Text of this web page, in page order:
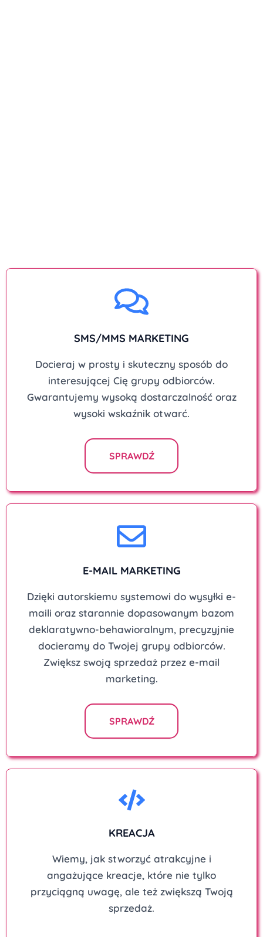
SMS/MMS MARKETING
Docieraj w prosty i skuteczny sposób do
interesującej Cię grupy odbiorców.
Gwarantujemy wysoką dostarczalność oraz
wysoki wskaźnik otwarć.
SPRAWDŹ
E-MAIL MARKETING
Dzięki autorskiemu systemowi do wysyłki e-
maili oraz starannie dopasowanym bazom
deklaratywno-behawioralnym, precyzyjnie
docieramy do Twojej grupy odbiorców.
Zwiększ swoją sprzedaż przez e-mail
marketing.
SPRAWDŹ
KREACJA
Wiemy, jak stworzyć atrakcyjne i
angażujące kreacje, które nie tylko
przyciągną uwagę, ale też zwiększą Twoją
sprzedaż.